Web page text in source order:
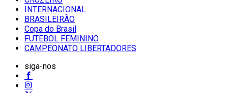
INTERNACIONAL
BRASILEIRÃO
Copa do Brasil
FUTEBOL FEMININO
CAMPEONATO LIBERTADORES
siga-nos